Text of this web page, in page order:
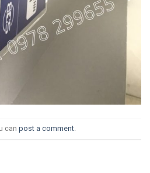
can post a comment.